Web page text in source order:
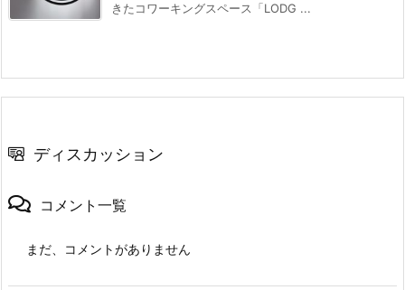
きたコワーキングスペース「LODG ...
ディスカッション
コメント一覧
まだ、コメントがありません